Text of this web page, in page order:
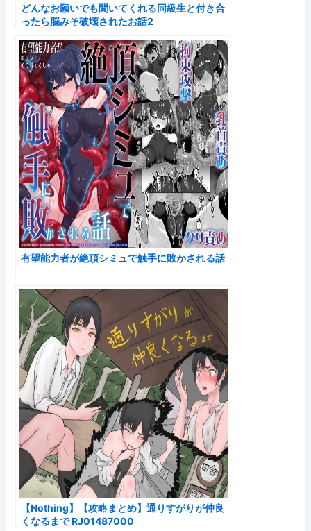
どんなお願いでも聞いてくれる同級生と付き合
ったら脳みそ破壊されたお話2
有望能力者が絶頂シミュで触手に敗かされる話
【Nothing】【攻略まとめ】通りすがりが仲良
くなるまで RJ01487000